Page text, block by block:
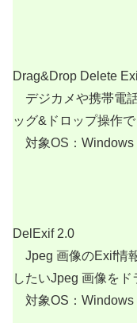
Drag&Drop Delete
デジカメや携帯電
ッグ&ドロップ操作
対象OS：Windows
DelExif 2.0
Jpeg 画像のExif情
したいJpeg 画像を
対象OS：Windows